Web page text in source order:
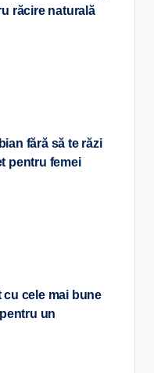
răcire naturală
fără să te răzi
pentru femei
cele mai bune
un